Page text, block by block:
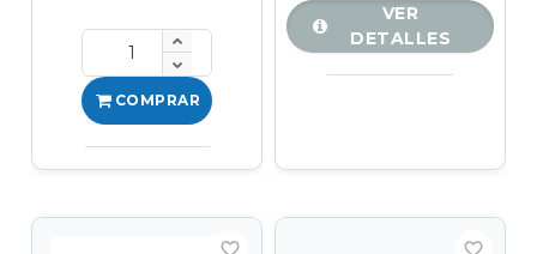
COMPRAR
VER
DETALLES
favorite_border favorite_border